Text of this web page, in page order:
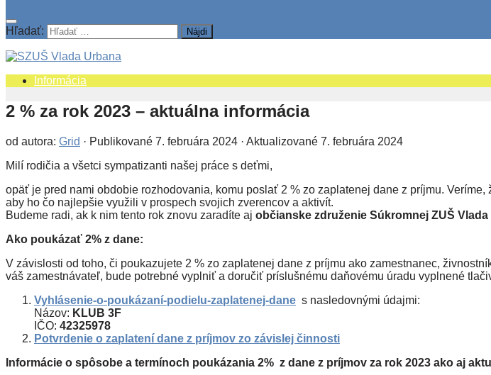
Hľadať:
Informácia
2 % za rok 2023 – aktuálna informácia
od autora: Grid · Publikované 7. februára 2024 · Aktualizované 7. februára 2024
Milí rodičia a všetci sympatizanti našej práce s deťmi,
opäť je pred nami obdobie rozhodovania, komu poslať 2 % zo zaplatenej dane z príjmu. Veríme,
aby ho čo najlepšie využili v prospech svojich zverencov a aktivít.
Budeme radi, ak k nim tento rok znovu zaradíte aj občianske združenie Súkromnej ZUŠ
Ako poukázať 2% z dane:
V závislosti od toho, či poukazujete 2 % zo zaplatenej dane z príjmu ako zamestnanec,
váš zamestnávateľ, bude potrebné vyplniť a doručiť príslušnému daňovému úradu vyplnené
Vyhlásenie-o-poukázaní-podielu-zaplatenej-dane s nasledovnými údajmi:
Názov: KLUB 3F
IČO: 42325978
Potvrdenie o zaplatení dane z príjmov zo závislej činnosti
Informácie o spôsobe a termínoch poukázania 2% z dane z príjmov za rok 2023 ako aj